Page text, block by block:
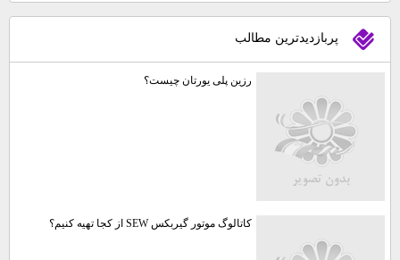
پربازديدترين مطالب
رزین پلی یورتان چیست؟
کاتالوگ موتور گیربکس SEW از کجا تهیه کنیم؟